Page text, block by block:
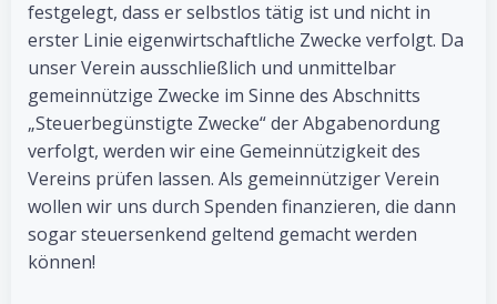
festgelegt, dass er selbstlos tätig ist und nicht in
erster Linie eigenwirtschaftliche Zwecke verfolgt. Da
unser Verein ausschließlich und unmittelbar
gemeinnützige Zwecke im Sinne des Abschnitts
„Steuerbegünstigte Zwecke“ der Abgabenordung
verfolgt, werden wir eine Gemeinnützigkeit des
Vereins prüfen lassen. Als gemeinnütziger Verein
wollen wir uns durch Spenden finanzieren, die dann
sogar steuersenkend geltend gemacht werden
können!